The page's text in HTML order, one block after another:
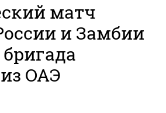
матч
и Замбии
ОАЭ